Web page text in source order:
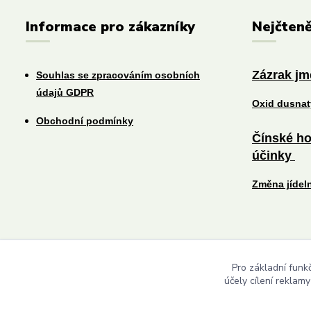
Informace pro zákazníky
Souhlas se zpracováním osobních
údajů GDPR
Obchodní podmínky
Zázrak
Oxid
Čínské
účinky
Změna
Pro základní
účely cílení